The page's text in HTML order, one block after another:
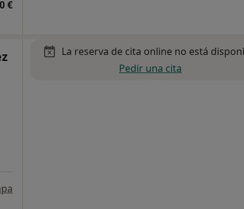
€
La reserva de cita online no está
Pedir una cita